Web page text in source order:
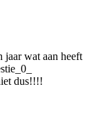
jaar wat aan heeft
dus!!!!